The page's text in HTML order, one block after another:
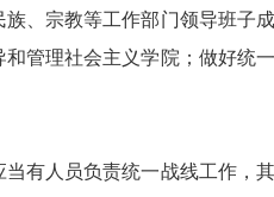
、宗教等工作部门领导班子
管理社会主义学院；做好统
有人员负责统一战线工作，